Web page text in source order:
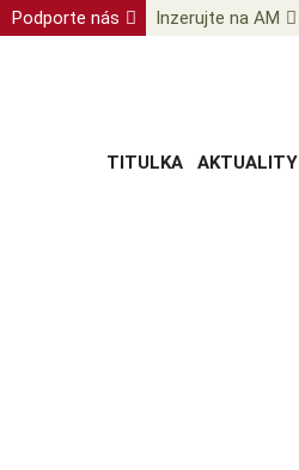
Podporte nás Inzerujte na AM
TITULKA AKTUALITY